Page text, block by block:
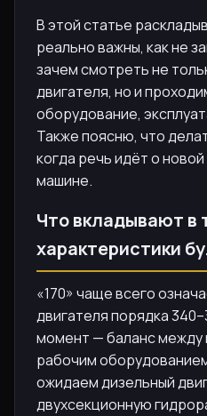
В этой статье
реально важны, как не
зачем смотреть не
двигателя, но и
оборудование,
Также поясню, что
когда речь идёт о
машине.
Что вкладывают в
характеристики
«170» чаще всего
двигателя порядка
момент — баланс
рабочим
ожидаем дизельный
двухсекционную